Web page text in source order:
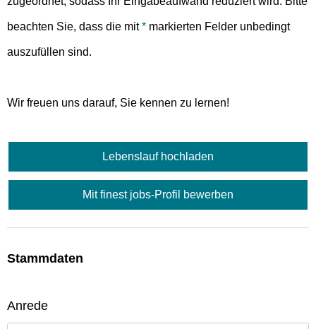
beachten Sie, dass die mit* markierten Felder unbedingt
auszufüllen sind.
Wir freuen uns darauf, Sie kennen zu lernen!
Lebenslauf hochladen
Mit finest jobs-Profil bewerben
Stammdaten
Anrede